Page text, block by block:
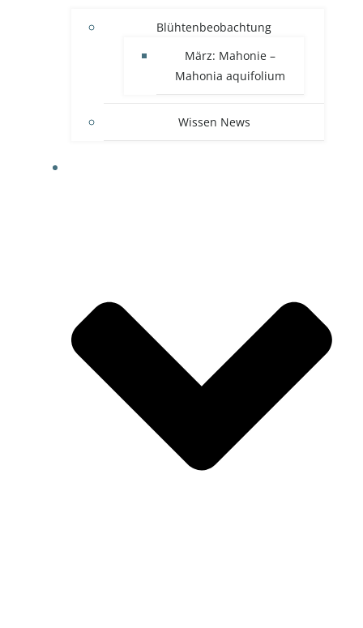
Blühtenbeobachtung
März: Mahonie –
Mahonia aquifolium
Wissen News